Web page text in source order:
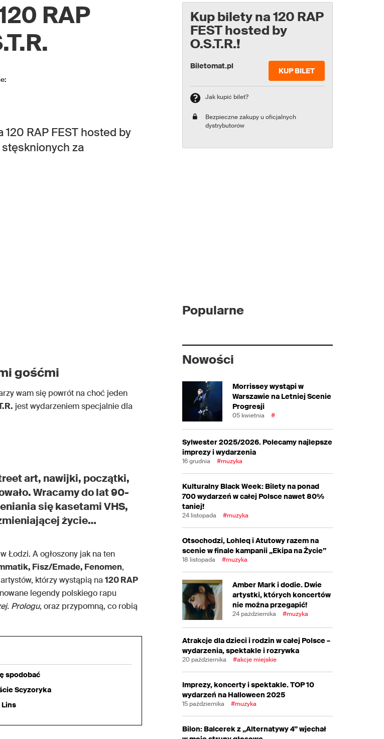
RAP
RAP FEST hosted by
stęsknionych za
gośćmi
wam się powrót na choć jeden
jest wydarzeniem specjalnie dla
art, nawijki, początki,
Wracamy do lat 90-
się kasetami VHS,
życie…
Łodzi. A ogłoszony jak na ten
Fisz/Emade, Fenomen,
którzy wystąpią na120 RAP
legendy polskiego rapu
Prologu, oraz przypomną, co robią
spodobać
Scyzoryka
Lins
Kup bilety na 120 RAP
FEST hosted by
O.S.T.R.!
Biletomat.pl
KUP BILET
Jak kupić bilet?
Bezpieczne zakupy u oficjalnych
dystrybutorów
Popularne
Nowości
Morrissey wystąpi w
Warszawie na Letniej Scenie
Progresji
05 kwietnia #
Sylwester 2025/2026. Polecamy najlepsze
imprezy i wydarzenia
16 grudnia #muzyka
Kulturalny Black Week: Bilety na ponad
700 wydarzeń w całej Polsce nawet 80%
taniej!
24 listopada #muzyka
Otsochodzi, Lohleq i Atutowy razem na
scenie w finale kampanii „Ekipa na Życie”
18 listopada #muzyka
Amber Mark i dodie. Dwie
artystki, których koncertów
nie można przegapić!
24 października #muzyka
Atrakcje dla dzieci i rodzin w całej Polsce –
wydarzenia, spektakle i rozrywka
20 października #akcje miejskie
Imprezy, koncerty i spektakle. TOP 10
wydarzeń na Halloween 2025
15 października #muzyka
Bilon: Balcerek z „Alternatywy 4” wjechał